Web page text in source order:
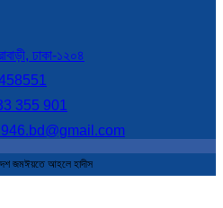
ঢাকা-১২০৪
355 901
জমঈয়তে আহলে হাদীস